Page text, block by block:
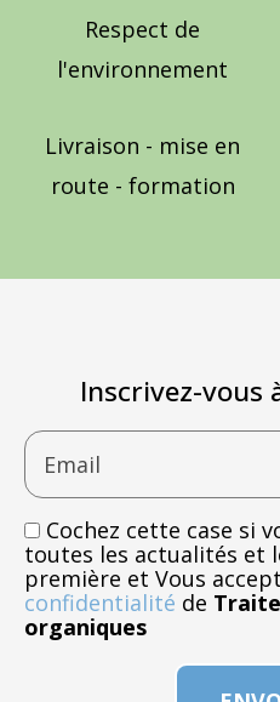
Respect de
l'environnement
Livraison - mise en
route - formation
Inscrivez-vous
Email
Cochez cette case si
toutes les actualités et
première et Vous
confidentialité de
organiques